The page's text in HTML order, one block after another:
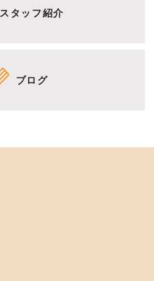
スタッフ紹介
ブログ